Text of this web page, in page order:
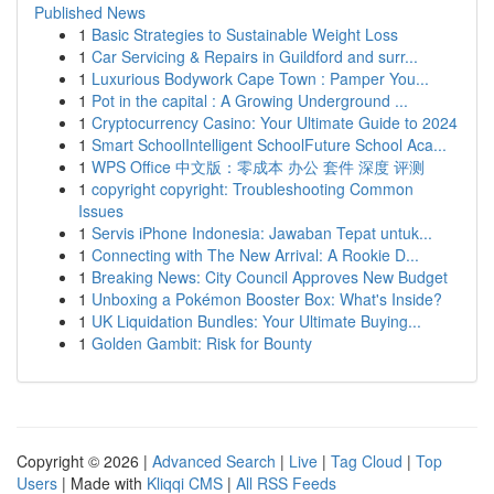
Published News
1 Basic Strategies to Sustainable Weight Loss
1 Car Servicing & Repairs in Guildford and surr...
1 Luxurious Bodywork Cape Town : Pamper You...
1 Pot in the capital : A Growing Underground ...
1 Cryptocurrency Casino: Your Ultimate Guide to 2024
1 Smart SchoolIntelligent SchoolFuture School Aca...
1 WPS Office 中文版：零成本 办公 套件 深度 评测
1 copyright copyright: Troubleshooting Common
Issues
1 Servis iPhone Indonesia: Jawaban Tepat untuk...
1 Connecting with The New Arrival: A Rookie D...
1 Breaking News: City Council Approves New Budget
1 Unboxing a Pokémon Booster Box: What's Inside?
1 UK Liquidation Bundles: Your Ultimate Buying...
1 Golden Gambit: Risk for Bounty
Copyright © 2026 | Advanced Search | Live | Tag Cloud | Top
Users | Made with Kliqqi CMS | All RSS Feeds